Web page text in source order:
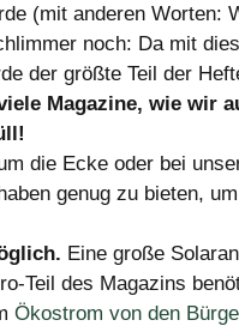
(mit anderen Worten:
noch: Da mit
der größte Teil der
Magazine, wie wir
die Ecke oder bei
genug zu bieten,
Eine große
Teil des Magazins
Ökostrom von den